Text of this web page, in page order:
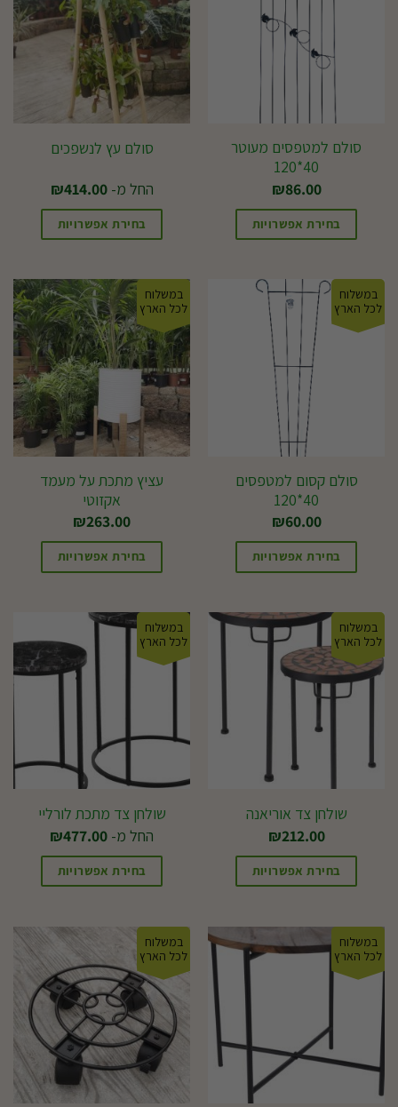
סולם למטפסים מעוטר
40*120
₪86.00
בחירת אפשרויות
סולם עץ לנשפכים
החל מ-
₪414.00
בחירת אפשרויות
זה
יש
מספר
סוגים.
ניתן
לבחור
את
האפשרויות
בעמוד
המוצר
במשלוח
לכל הארץ
סולם קסום למטפסים
40*120
₪60.00
בחירת אפשרויות
במשלוח
לכל הארץ
עציץ מתכת על מעמד
אקזוטי
₪263.00
בחירת אפשרויות
זה
יש
מספר
סוגים.
את
האפשרויות
בעמוד
המוצר
במשלוח
לכל הארץ
שולחן צד אוריאנה
₪212.00
בחירת אפשרויות
במשלוח
לכל הארץ
שולחן צד מתכת לורליי
החל מ-
₪477.00
בחירת אפשרויות
מספר
סוגים.
ניתן
לבחור
את
האפשרויות
במשלוח
לכל הארץ
במשלוח
לכל הארץ